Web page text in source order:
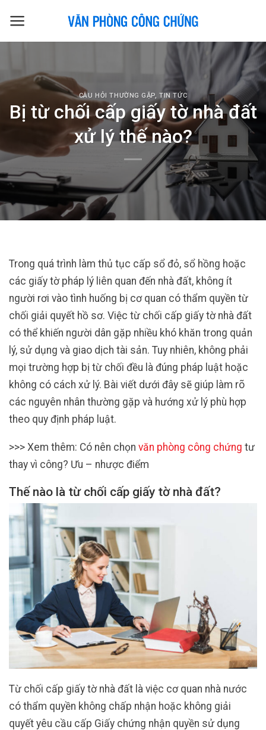
CÂU HỎI THƯỜNG GẶP,TIN TỨC
Bị từ chối cấp giấy tờ nhà đất
xử lý thế nào?
Trong quá trình làm thủ tục cấp sổ đỏ, sổ hồng hoặc
các giấy tờ pháp lý liên quan đến nhà đất, không ít
người rơi vào tình huống bị cơ quan có thẩm quyền từ
chối giải quyết hồ sơ. Việc từ chối cấp giấy tờ nhà đất
có thể khiến người dân gặp nhiều khó khăn trong quản
lý, sử dụng và giao dịch tài sản. Tuy nhiên, không phải
mọi trường hợp bị từ chối đều là đúng pháp luật hoặc
không có cách xử lý. Bài viết dưới đây sẽ giúp làm rõ
các nguyên nhân thường gặp và hướng xử lý phù hợp
theo quy định pháp luật.
>>> Xem thêm: Có nên chọn văn phòng công chứng tư
thay vì công? Ưu – nhược điểm
Thế nào là từ chối cấp giấy tờ nhà đất?
Từ chối cấp giấy tờ nhà đất là việc cơ quan nhà nước
có thẩm quyền không chấp nhận hoặc không giải
quyết yêu cầu cấp Giấy chứng nhận quyền sử dụng